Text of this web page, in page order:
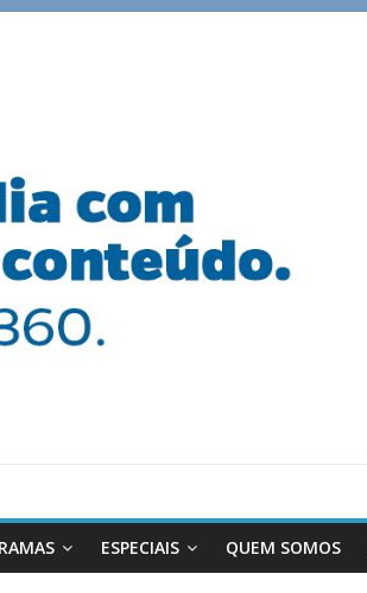
ESPECIAIS QUEM SOMOS